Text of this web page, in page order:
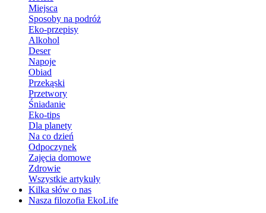
Miejsca
Sposoby na podróż
Eko-przepisy
Alkohol
Deser
Napoje
Obiad
Przekąski
Przetwory
Śniadanie
Eko-tips
Dla planety
Na co dzień
Odpoczynek
Zajęcia domowe
Zdrowie
Wszystkie artykuły
Kilka słów o nas
Nasza filozofia EkoLife